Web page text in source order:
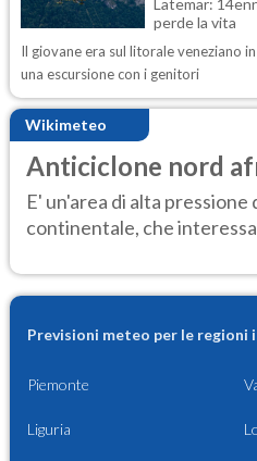
Latemar:
perde la vita
Il giovane era sul litorale veneziano
una escursione con i genitori
Wikimeteo
Anticiclone nord
E' un'area di alta
continentale, che
Previsioni meteo per le regioni
Piemonte
Liguria